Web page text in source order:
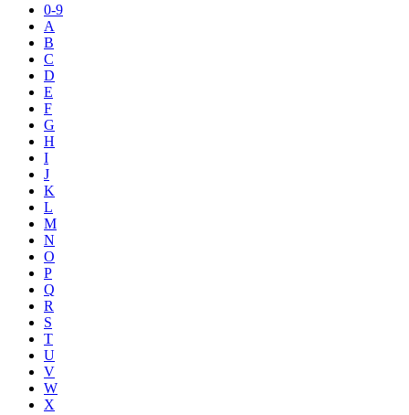
0-9
A
B
C
D
E
F
G
H
I
J
K
L
M
N
O
P
Q
R
S
T
U
V
W
X